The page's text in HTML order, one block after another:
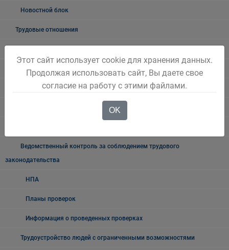
Новостной блок
Трудовые отношения
О неформальной занятости: ролики, релизы
Мероприятия по снижению уровня неформальной занятости
Возможности социального контракта
Ведомственный контроль за соблюдением трудового
законодательства
НПА
Планы проверок
Информация о проведенных проверках
Трудоустройство людей с ограниченными возможностями
Этот сайт использует cookie для хранения данных.
Продолжая использовать сайт, Вы даете свое
согласие на работу с этими файлами.
OK